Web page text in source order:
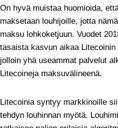
On hyvä muistaa huomioida,
maksetaan louhijoille, jotta
maksu lohkoketjuun. Vuodet
tasaista kasvun aikaa
jolloin yhä useammat palvelut
Litecoineja maksuvälineenä.
Litecoinia syntyy markkinoille
tehdyn louhinnan myötä.